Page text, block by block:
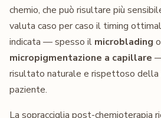
chemio, che può risultare più
valuta caso per caso il timing
indicata — spesso il microblading
micropigmentazione a capillare
risultato naturale e rispettoso della
paziente.
La sopracciglia post-chemioterapia